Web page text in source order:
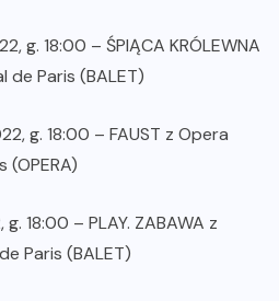
g. 18:00 – ŚPIĄCA KRÓLEWNA
de Paris (BALET)
g. 18:00 – FAUST z Opera
(OPERA)
18:00 – PLAY. ZABAWA z
Paris (BALET)